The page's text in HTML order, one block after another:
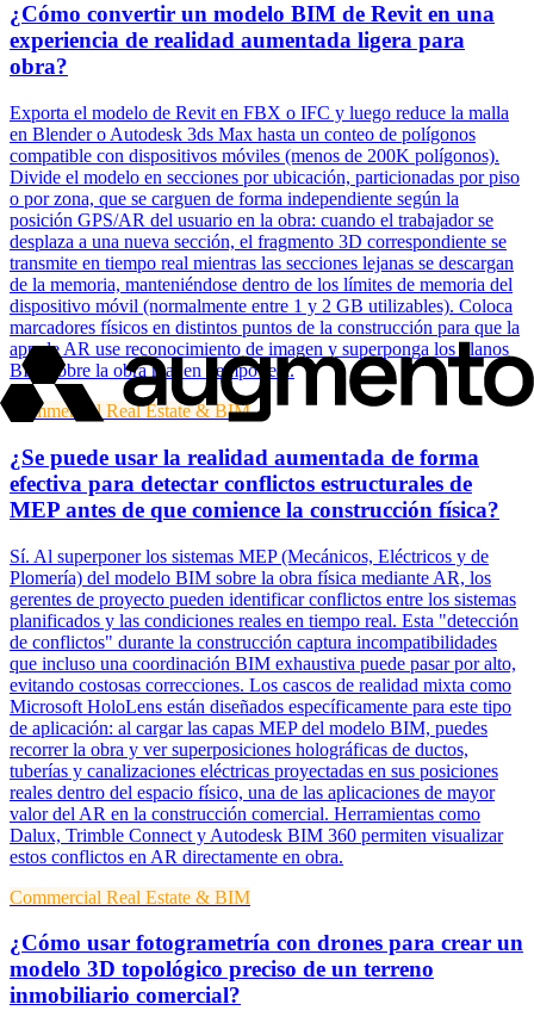
¿Cómo convertir un modelo BIM de Revit en una
experiencia de realidad aumentada ligera para
obra?
Exporta el modelo de Revit en FBX o IFC y luego reduce la malla
en Blender o Autodesk 3ds Max hasta un conteo de polígonos
compatible con dispositivos móviles (menos de 200K polígonos).
Divide el modelo en secciones por ubicación, particionadas por piso
o por zona, que se carguen de forma independiente según la
posición GPS/AR del usuario en la obra: cuando el trabajador se
desplaza a una nueva sección, el fragmento 3D correspondiente se
transmite en tiempo real mientras las secciones lejanas se descargan
de la memoria, manteniéndose dentro de los límites de memoria del
dispositivo móvil (normalmente entre 1 y 2 GB utilizables). Coloca
marcadores físicos en distintos puntos de la construcción para que la
app de AR use reconocimiento de imagen y superponga los planos
BIM sobre la obra real en tiempo real.
Commercial Real Estate & BIM
¿Se puede usar la realidad aumentada de forma
efectiva para detectar conflictos estructurales de
MEP antes de que comience la construcción física?
Sí. Al superponer los sistemas MEP (Mecánicos, Eléctricos y de
Plomería) del modelo BIM sobre la obra física mediante AR, los
gerentes de proyecto pueden identificar conflictos entre los sistemas
planificados y las condiciones reales en tiempo real. Esta "detección
de conflictos" durante la construcción captura incompatibilidades
que incluso una coordinación BIM exhaustiva puede pasar por alto,
evitando costosas correcciones. Los cascos de realidad mixta como
Microsoft HoloLens están diseñados específicamente para este tipo
de aplicación: al cargar las capas MEP del modelo BIM, puedes
recorrer la obra y ver superposiciones holográficas de ductos,
tuberías y canalizaciones eléctricas proyectadas en sus posiciones
reales dentro del espacio físico, una de las aplicaciones de mayor
valor del AR en la construcción comercial. Herramientas como
Dalux, Trimble Connect y Autodesk BIM 360 permiten visualizar
estos conflictos en AR directamente en obra.
Commercial Real Estate & BIM
¿Cómo usar fotogrametría con drones para crear un
modelo 3D topológico preciso de un terreno
inmobiliario comercial?